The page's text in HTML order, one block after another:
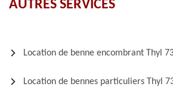
AUTRES SERVICES
Location de benne encombrant Thyl
Location de bennes particuliers Thyl